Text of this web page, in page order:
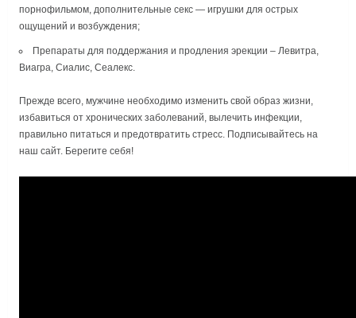
порнофильмом, дополнительные секс — игрушки для острых
ощущений и возбуждения;
Препараты для поддержания и продления эрекции – Левитра,
Виагра, Сиалис, Сеалекс.
Прежде всего, мужчине необходимо изменить свой образ жизни,
избавиться от хронических заболеваний, вылечить инфекции,
правильно питаться и предотвратить стресс. Подписывайтесь на
наш сайт. Берегите себя!